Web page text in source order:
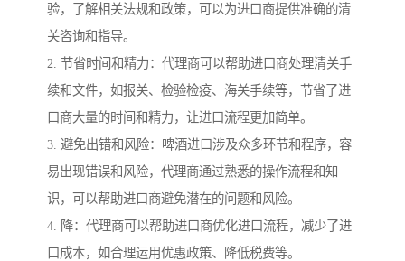
验，了解相关法规和政策，可以为进口商提供准确的清
关咨询和指导。
2. 节省时间和精力：代理商可以帮助进口商处理清关手
续和文件，如报关、检验检疫、海关手续等，节省了进
口商大量的时间和精力，让进口流程更加简单。
3. 避免出错和风险：啤酒进口涉及众多环节和程序，容
易出现错误和风险，代理商通过熟悉的操作流程和知
识，可以帮助进口商避免潜在的问题和风险。
4. 降：代理商可以帮助进口商优化进口流程，减少了进
口成本，如合理运用优惠政策、降低税费等。